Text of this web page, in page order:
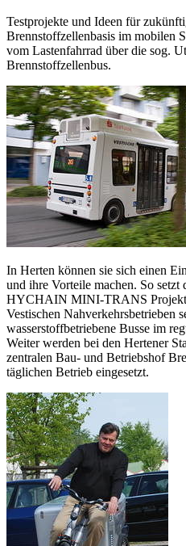
Testprojekte und Ideen für
Brennstoffzellenbasis im mobilen
vom Lastenfahrrad über die sog.
Brennstoffzellenbus.
In Herten können sie sich einen
und ihre Vorteile machen. So setzt
HYCHAIN MINI-TRANS
Vestischen Nahverkehrsbetrieben
wasserstoffbetriebene Busse im
Weiter werden bei den Hertener
zentralen Bau- und Betriebshof
täglichen Betrieb eingesetzt.